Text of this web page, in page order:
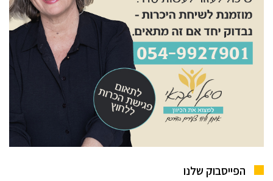
הפייסבוק שלנו